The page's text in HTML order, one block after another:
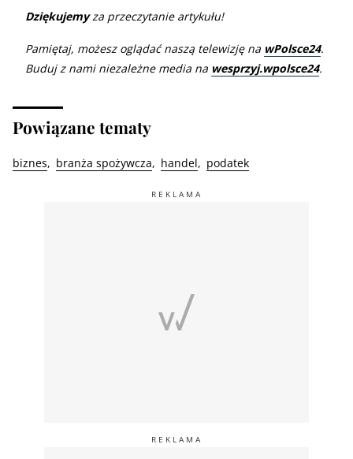
Dziękujemyza przeczytanie artykułu!
Pamiętaj, możesz oglądać naszą telewizję na wPolsce24.
Buduj z nami niezależne media na wesprzyj.wpolsce24.
Powiązane tematy
biznes branża spożywcza handel podatek